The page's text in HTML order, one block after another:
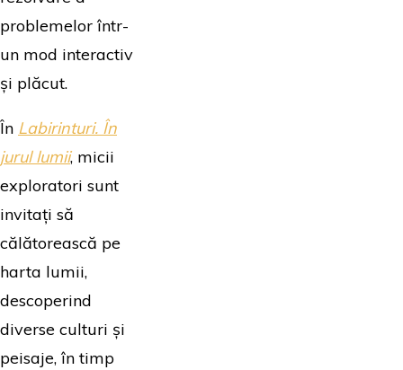
problemelor într-
un mod interactiv
și plăcut.
În Labirinturi. În
jurul lumii, micii
exploratori sunt
invitați să
călătorească pe
harta lumii,
descoperind
diverse culturi și
peisaje, în timp